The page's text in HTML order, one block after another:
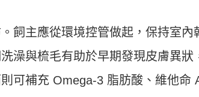
飼主應從環境控管做起，保持室內
澡與梳毛有助於早期發現皮膚異狀
可補充 Omega-3 脂肪酸、維他命